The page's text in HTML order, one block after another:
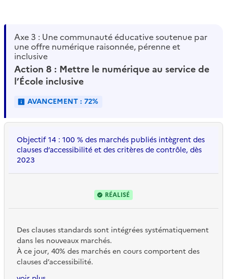
Axe 3 : Une communauté éducative soutenue par
une offre numérique raisonnée, pérenne et
inclusive
Action 8 : Mettre le numérique au service de
l’École inclusive
AVANCEMENT : 72%
Objectif 14 : 100 % des marchés publiés intègrent des
clauses d’accessibilité et des critères de contrôle, dès
2023
RÉALISÉ
Des clauses standards sont intégrées systématiquement
dans les nouveaux marchés.
À ce jour, 40% des marchés en cours comportent des
clauses d’accessibilité.